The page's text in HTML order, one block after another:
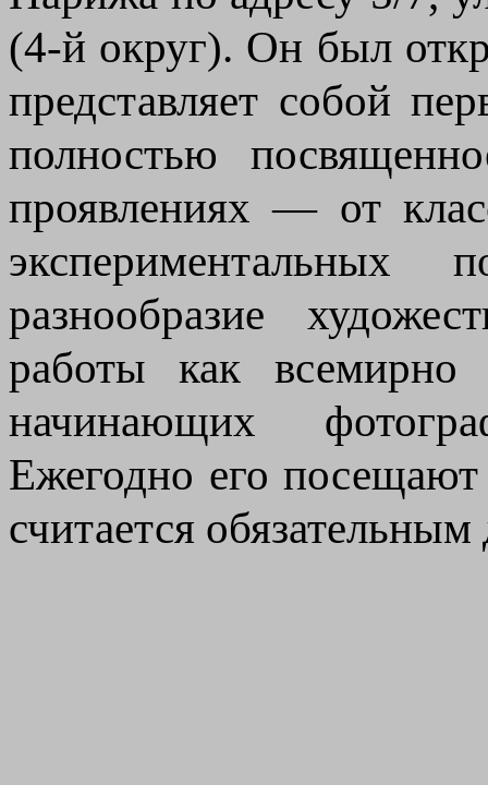
(4-й округ). Он был
представляет собой
полностью
проявлениях — от
экспериментальных
разнообразие
работы как всемирно
начинающих
Ежегодно его
считается